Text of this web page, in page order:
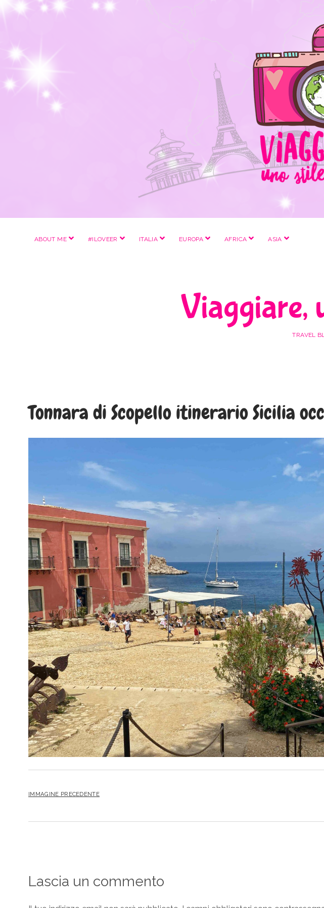
ABOUT ME apri
#ILOVEER apri
ITALIA apri
EUROPA apri
AFRICA apri
ASIA apri
Viaggiare,
TRAVEL
Tonnara di Scopello itinerario Sicilia
IMMAGINE PRECEDENTE
Lascia un commento